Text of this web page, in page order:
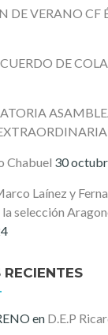
DE VERANO CF
DE
Chabuel 30
Laínez y
selección
en D.E.P